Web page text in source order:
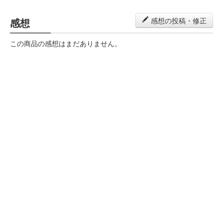
感想 感想の投稿・修正
この商品の感想はまだありません。